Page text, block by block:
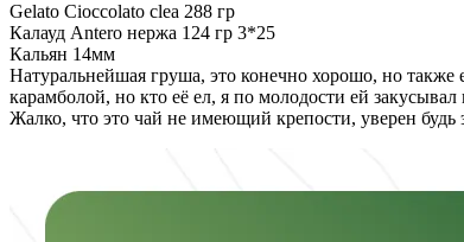
Gelato Cioccolato clea 288 гр
Калауд Antero нержа 124 гр 3*25
Кальян 14мм
Натуральнейшая груша, это конечно хорошо, но также
карамболой, но кто её ел, я по молодости ей
Жалко, что это чай не имеющий крепости, уверен